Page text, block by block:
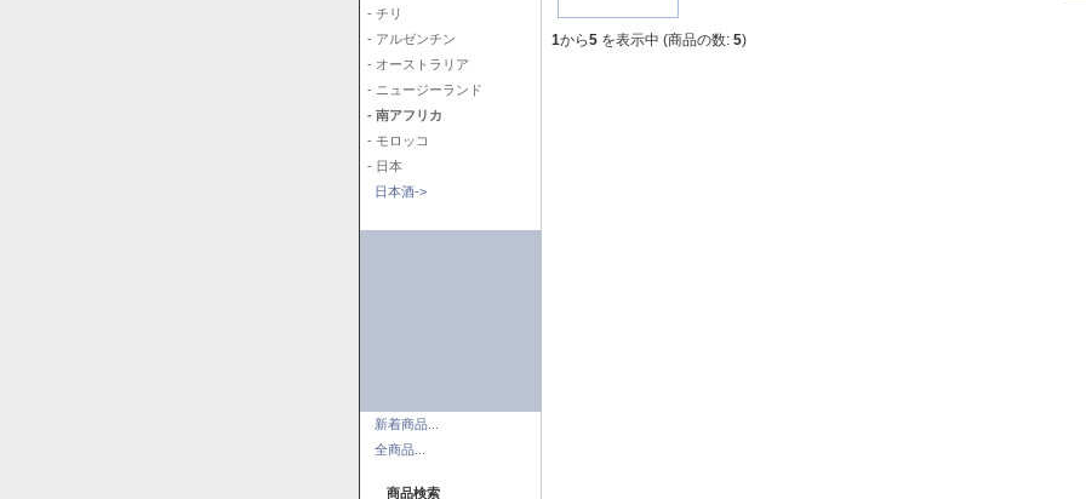
- チリ
- アルゼンチン
- オーストラリア
- ニュージーランド
- 南アフリカ
- モロッコ
- 日本
日本酒->
新着商品...
全商品...
商品検索
1から5 を表示中 (商品の数: 5)